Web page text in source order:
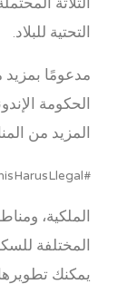
التحتية للبلاد.
مدعومًا
الحكومة
المزيد من
#BisnisHarusLlegal
الملكية،
المختلفة
يمكنك